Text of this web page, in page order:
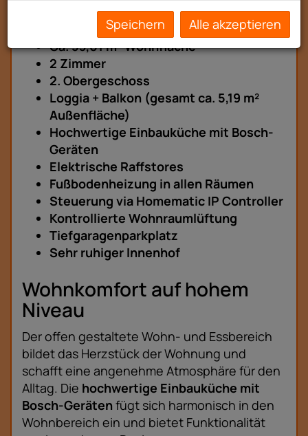
Highlights der Wohnung
Ca. 53,01 m² Wohnfläche
2 Zimmer
2. Obergeschoss
Loggia + Balkon (gesamt ca. 5,19 m²
Außenfläche)
Hochwertige Einbauküche mit Bosch-
Geräten
Elektrische Raffstores
Fußbodenheizung in allen Räumen
Steuerung via Homematic IP Controller
Kontrollierte Wohnraumlüftung
Tiefgaragenparkplatz
Sehr ruhiger Innenhof
Wohnkomfort auf hohem
Niveau
Der offen gestaltete Wohn- und Essbereich
bildet das Herzstück der Wohnung und
schafft eine angenehme Atmosphäre für den
Alltag. Die hochwertige Einbauküche mit
Bosch-Geräten fügt sich harmonisch in den
Wohnbereich ein und bietet Funktionalität
Speichern Alle akzeptieren